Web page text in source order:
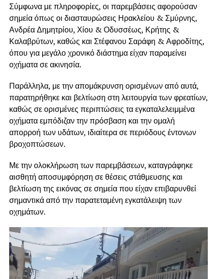
Σύμφωνα με πληροφορίες, οι παρεμβάσεις αφορούσαν
σημεία όπως οι διασταυρώσεις Ηρακλείου & Σμύρνης,
Ανδρέα Δημητρίου, Χίου & Οδυσσέως, Κρήτης &
Καλαβρύτων, καθώς και Στέφανου Σαράφη & Αφροδίτης,
όπου για μεγάλο χρονικό διάστημα είχαν παραμείνει
οχήματα σε ακινησία.
Παράλληλα, με την απομάκρυνση ορισμένων από αυτά,
παρατηρήθηκε και βελτίωση στη λειτουργία των φρεατίων,
καθώς σε ορισμένες περιπτώσεις τα εγκαταλελειμμένα
οχήματα εμπόδιζαν την πρόσβαση και την ομαλή
απορροή των υδάτων, ιδιαίτερα σε περιόδους έντονων
βροχοπτώσεων.
Με την ολοκλήρωση των παρεμβάσεων, καταγράφηκε
αισθητή αποσυμφόρηση σε θέσεις στάθμευσης και
βελτίωση της εικόνας σε σημεία που είχαν επιβαρυνθεί
σημαντικά από την παρατεταμένη εγκατάλειψη των
οχημάτων.